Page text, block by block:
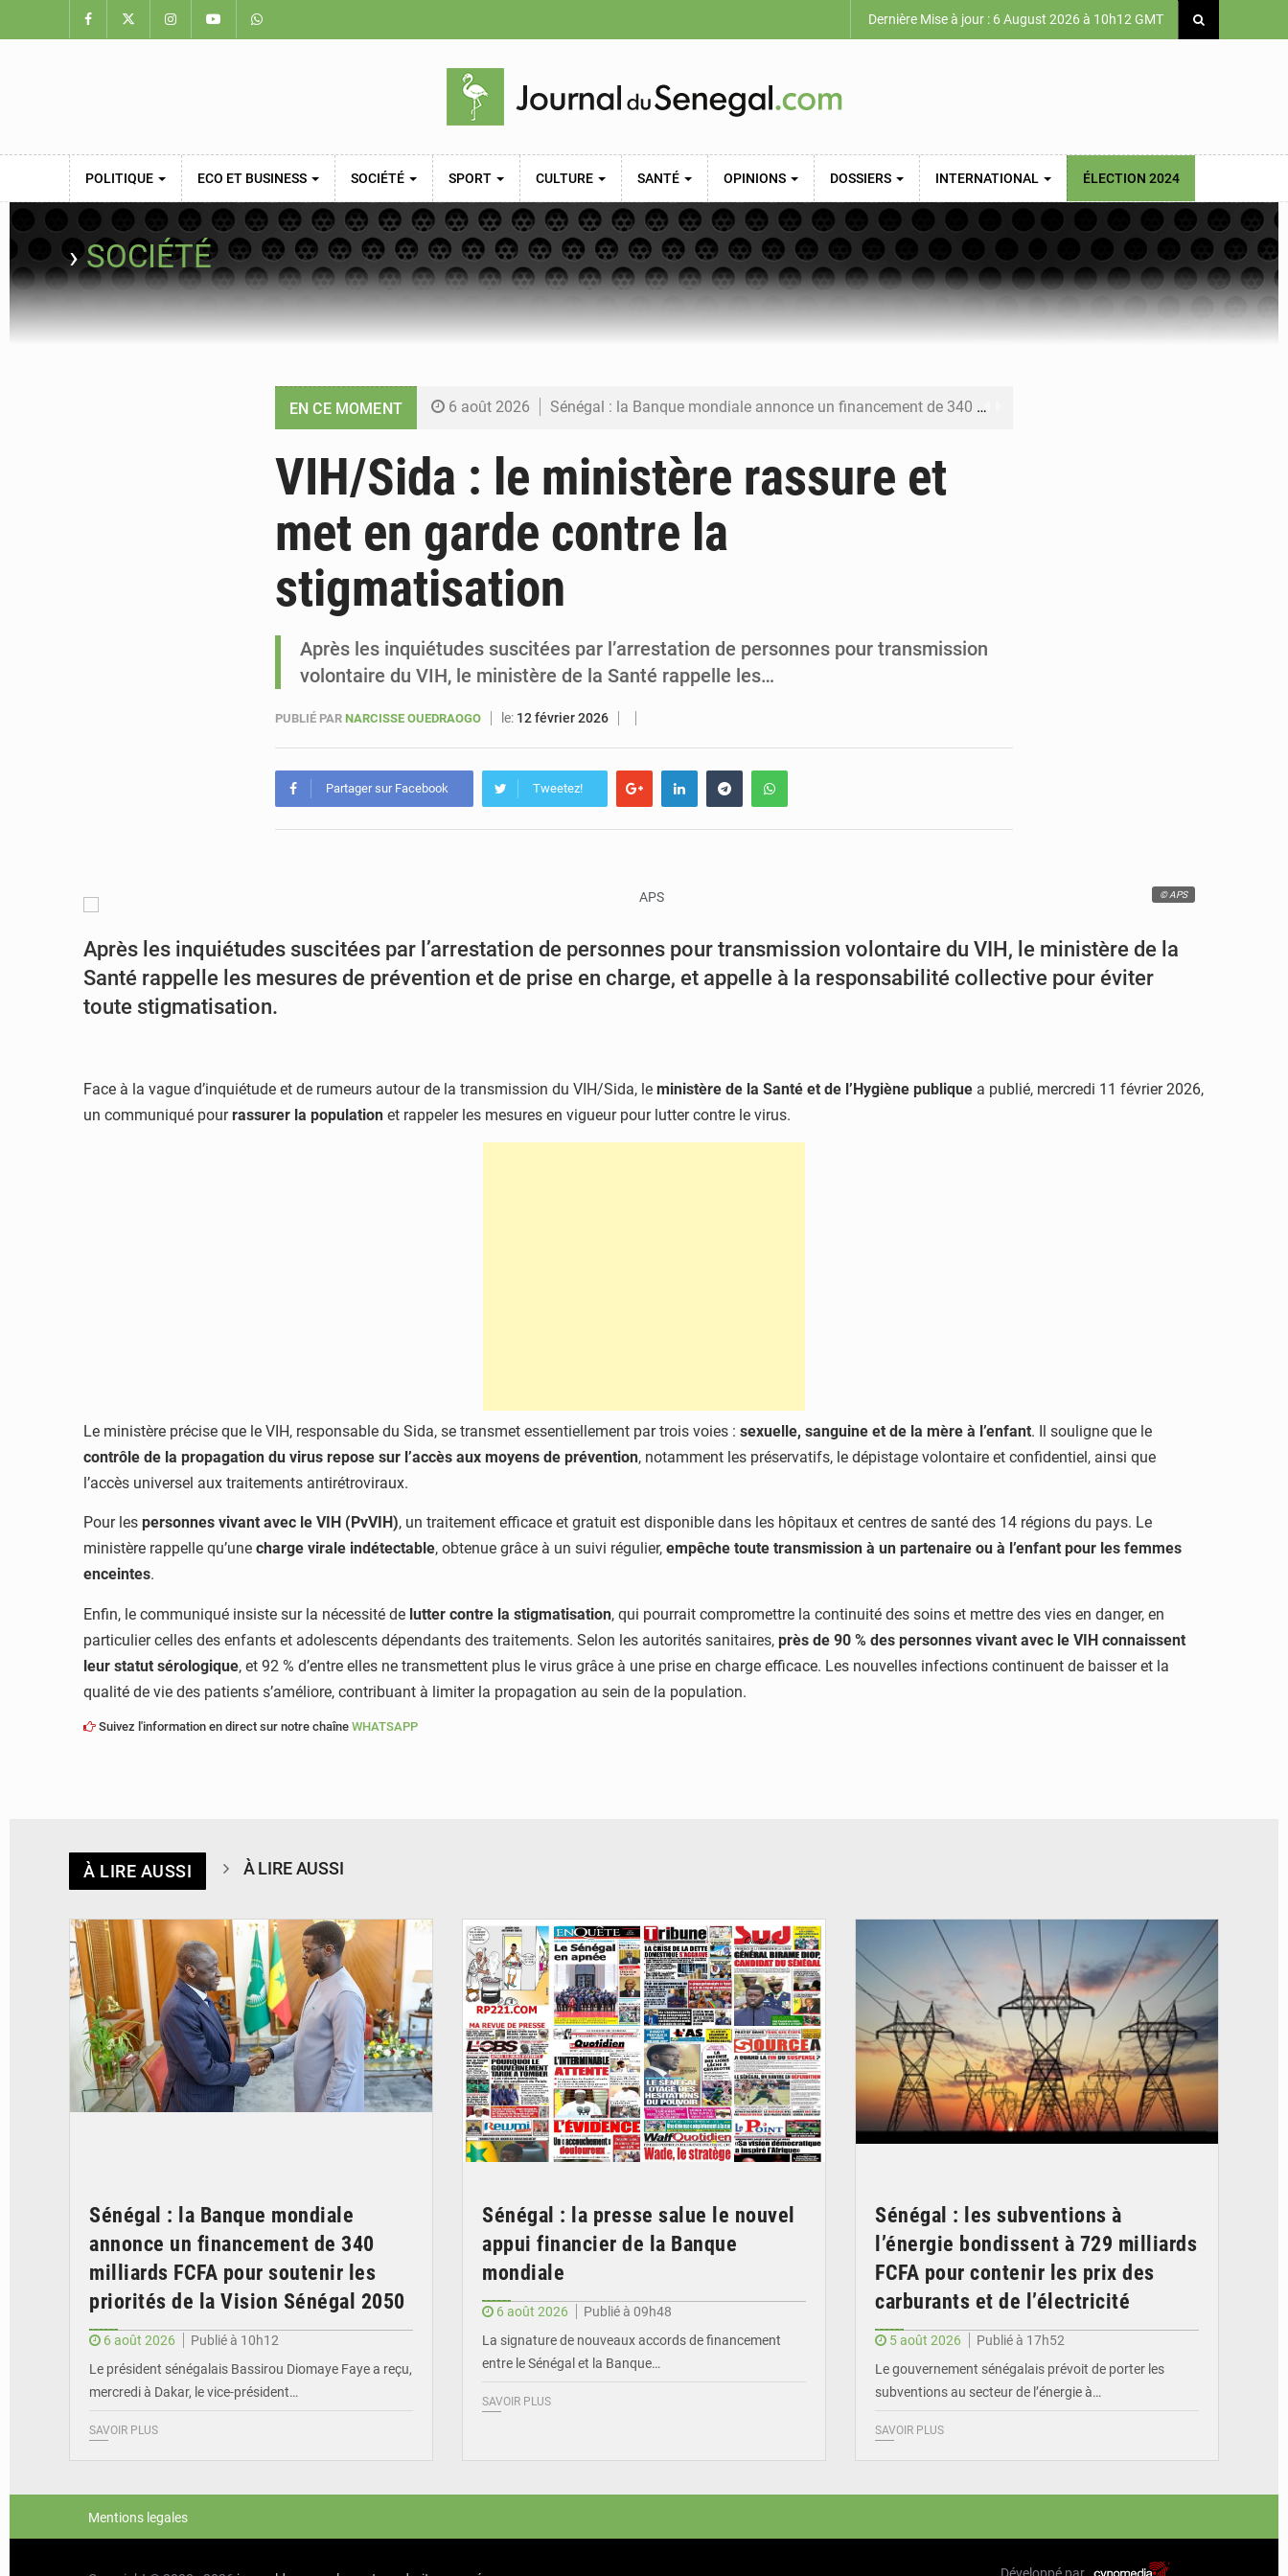
Dernière Mise à jour : 6 August 2026 à 10h12 GMT
POLITIQUE ECO ET BUSINESS SOCIÉTÉ SPORT CULTURE SANTÉ OPINIONS DOSSIERS INTERNATIONAL ÉLECTION 2024
›SOCIÉTÉ
EN CE MOMENT 6 août 2026 Sénégal : la Banque mondiale annonce un financement de 340 milliards FCFA pour soutenir les priorités de la Vision Sénégal 2050
5 août 2026 Sénégal : les subventions à l’énergie bondissent à 729 milliards FCFA pour contenir les prix des carburants et de l’électricité
5 août 2026 Sénégal : le niveau du fleuve Sénégal poursuit sa montée à Podor, les autorités appellent à la vigilance
5 août 2026 Sénégal : Ousmane Diagne prêtera serment le 11 août comme président du Conseil constitutionnel
VIH/Sida : le ministère rassure et
met en garde contre la
stigmatisation
Après les inquiétudes suscitées par l’arrestation de personnes pour transmission
volontaire du VIH, le ministère de la Santé rappelle les…
PUBLIÉ PAR NARCISSE OUEDRAOGO le: 12 février 2026
Partager sur Facebook Tweetez!
© APS
Après les inquiétudes suscitées par l’arrestation de personnes pour transmission volontaire du VIH, le ministère de la
Santé rappelle les mesures de prévention et de prise en charge, et appelle à la responsabilité collective pour éviter
toute stigmatisation.
Face à la vague d’inquiétude et de rumeurs autour de la transmission du VIH/Sida, le ministère de la Santé et de l’Hygiène publique a publié, mercredi 11 février 2026,
un communiqué pourrassurer la population et rappeler les mesures en vigueur pour lutter contre le virus.
Le ministère précise que le VIH, responsable du Sida, se transmet essentiellement par trois voies : sexuelle, sanguine et de la mère à l’enfant. Il souligne que le
contrôle de la propagation du virus repose sur l’accès aux moyens de prévention, notamment les préservatifs, le dépistage volontaire et confidentiel, ainsi que
l’accès universel aux traitements antirétroviraux.
Pour les personnes vivant avec le VIH (PvVIH), un traitement efficace et gratuit est disponible dans les hôpitaux et centres de santé des 14 régions du pays. Le
ministère rappelle qu’une charge virale indétectable, obtenue grâce à un suivi régulier, empêche toute transmission à un partenaire ou à l’enfant pour les femmes
enceintes.
Enfin, le communiqué insiste sur la nécessité de lutter contre la stigmatisation, qui pourrait compromettre la continuité des soins et mettre des vies en danger, en
particulier celles des enfants et adolescents dépendants des traitements. Selon les autorités sanitaires, près de 90 % des personnes vivant avec le VIH connaissent
leur statut sérologique, et 92 % d’entre elles ne transmettent plus le virus grâce à une prise en charge efficace. Les nouvelles infections continuent de baisser et la
qualité de vie des patients s’améliore, contribuant à limiter la propagation au sein de la population.
Suivez l'information en direct sur notre chaîne WHATSAPP
À LIRE AUSSI À LIRE AUSSI
Sénégal : la Banque mondiale
annonce un financement de 340
milliards FCFA pour soutenir les
priorités de la Vision Sénégal 2050
6 août 2026
Publié à 10h12
Le président sénégalais Bassirou Diomaye Faye a reçu,
mercredi à Dakar, le vice-président…
SAVOIR PLUS
Sénégal : la presse salue le nouvel
appui financier de la Banque
mondiale
6 août 2026
Publié à 09h48
La signature de nouveaux accords de financement
entre le Sénégal et la Banque…
SAVOIR PLUS
Sénégal : les subventions à
l’énergie bondissent à 729 milliards
FCFA pour contenir les prix des
carburants et de l’électricité
5 août 2026
Publié à 17h52
Le gouvernement sénégalais prévoit de porter les
subventions au secteur de l’énergie à…
SAVOIR PLUS
Mentions legales